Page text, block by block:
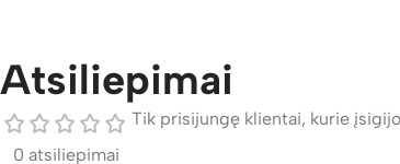
Atsiliepimai
0 atsiliepimai
Tik prisijungę klientai, kurie